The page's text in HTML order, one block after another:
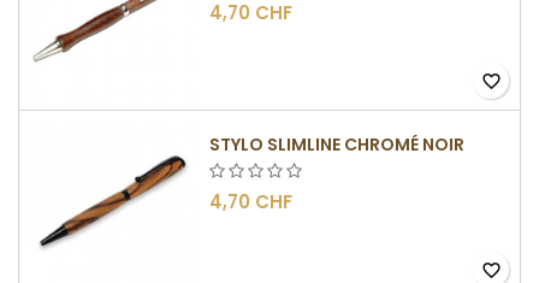
4,70 CHF
favorite_border
STYLO SLIMLINE CHROMÉ NOIR
4,70 CHF
favorite_border